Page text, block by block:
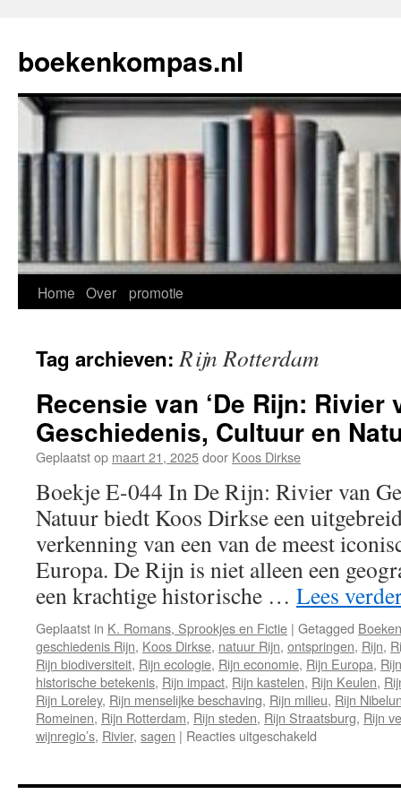
de
inhoud
boekenkompas.nl
Home Over promotie
Tag archieven:Rijn Rotterdam
Recensie van ‘De Rijn: Rivier
Geschiedenis, Cultuur en
Geplaatst op maart 21, 2025door Koos Dirkse
Boekje E-044 In De Rijn: Rivier van
Natuur biedt Koos Dirkse een
verkenning van een van de meest
Europa. De Rijn is niet alleen een
een krachtige historische … Lees
Geplaatst in K. Romans, Sprookjes en Fictie | Getagged
geschiedenis Rijn, Koos Dirkse, natuur Rijn, ontspringen, Rijn,
Rijn biodiversiteit, Rijn ecologie, Rijn economie, Rijn Europa,
historische betekenis, Rijn impact, Rijn kastelen, Rijn Keulen,
Rijn Loreley, Rijn menselijke beschaving, Rijn milieu, Rijn
Romeinen, Rijn Rotterdam, Rijn steden, Rijn Straatsburg, Rijn
wijnregio’s, Rivier, sagen | Reacties uitgeschakeld
‘De